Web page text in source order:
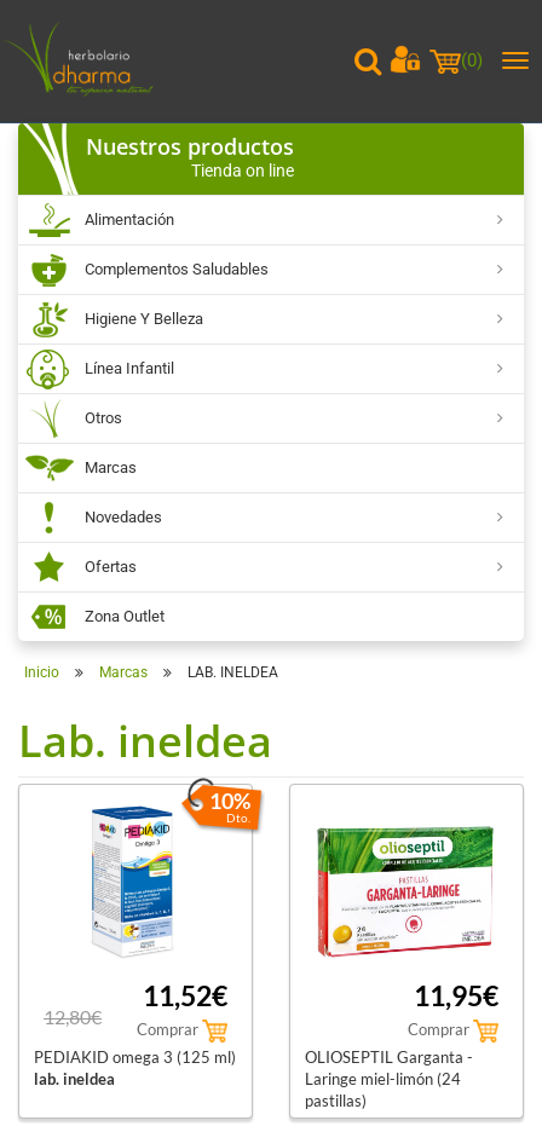
(0)
Nuestros productos
Tienda on line
Alimentación
Complementos Saludables
Higiene Y Belleza
Línea Infantil
Otros
Marcas
Novedades
Ofertas
Zona Outlet
Inicio Marcas LAB. INELDEA
Lab. ineldea
10%
Dto.
12,80€
11,52€
Comprar
PEDIAKID omega 3 (125 ml)
lab. ineldea
11,95€
Comprar
OLIOSEPTIL Garganta -
Laringe miel-limón (24
pastillas)
lab. ineldea